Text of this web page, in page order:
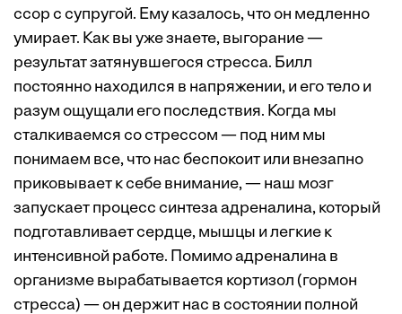
ссор с супругой. Ему казалось, что он медленно
умирает. Как вы уже знаете, выгорание —
результат затянувшегося стресса. Билл
постоянно находился в напряжении, и его тело и
разум ощущали его последствия. Когда мы
сталкиваемся со стрессом — под ним мы
понимаем все, что нас беспокоит или внезапно
приковывает к себе внимание, — наш мозг
запускает процесс синтеза адреналина, который
подготавливает сердце, мышцы и легкие к
интенсивной работе. Помимо адреналина в
организме вырабатывается кортизол (гормон
стресса) — он держит нас в состоянии полной